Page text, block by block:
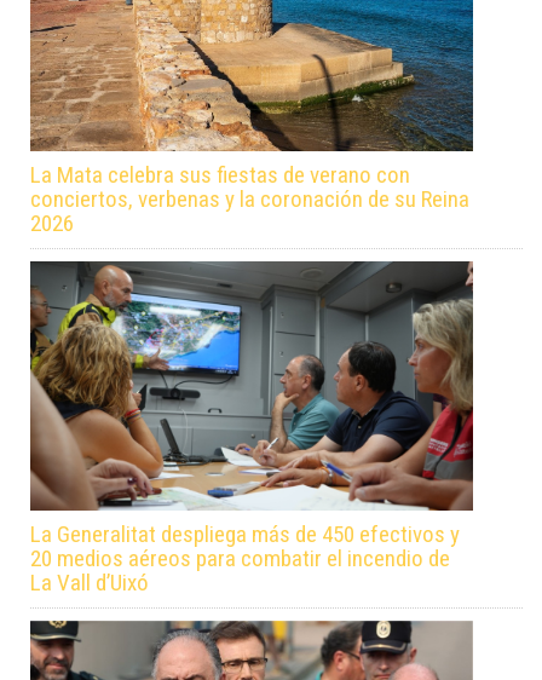
La Mata celebra sus fiestas de verano con
conciertos, verbenas y la coronación de su Reina
2026
La Generalitat despliega más de 450 efectivos y
20 medios aéreos para combatir el incendio de
La Vall d’Uixó